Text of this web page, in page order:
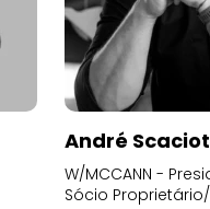
André
W/MCCANN -
Sócio